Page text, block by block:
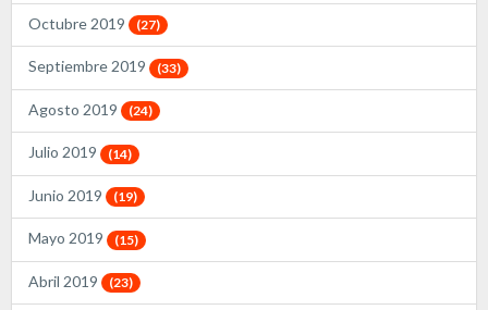
Octubre 2019 (27)
Septiembre 2019 (33)
Agosto 2019 (24)
Julio 2019 (14)
Junio 2019 (19)
Mayo 2019 (15)
Abril 2019 (23)